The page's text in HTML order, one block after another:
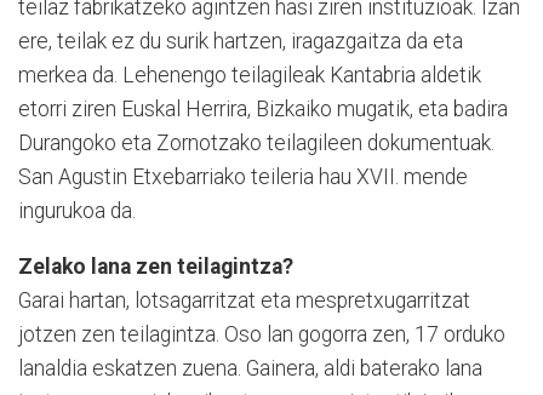
teilaz fabrikatzeko agintzen hasi ziren instituzioak. Izan
ere, teilak ez du surik hartzen, iragazgaitza da eta
merkea da. Lehenengo teilagileak Kantabria aldetik
etorri ziren Euskal Herrira, Bizkaiko mugatik, eta badira
Durangoko eta Zornotzako teilagileen dokumentuak.
San Agustin Etxebarriako teileria hau XVII. mende
ingurukoa da.
Zelako lana zen teilagintza?
Garai hartan, lotsagarritzat eta mespretxugarritzat
jotzen zen teilagintza. Oso lan gogorra zen, 17 orduko
lanaldia eskatzen zuena. Gainera, aldi baterako lana